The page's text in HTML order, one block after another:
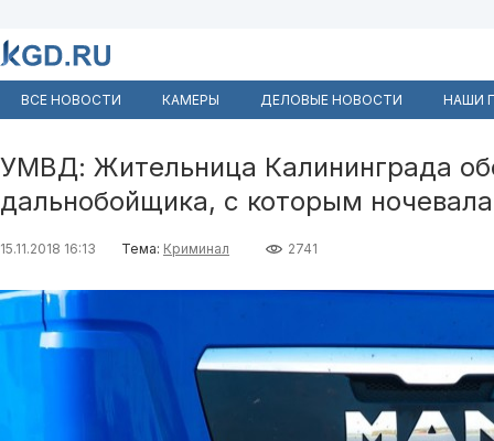
ВСЕ НОВОСТИ КАМЕРЫ ДЕЛОВЫЕ НОВОСТИ НАШИ
УМВД: Жительница Калининграда
дальнобойщика, с которым
15.11.2018 16:13 Тема: Криминал 2741